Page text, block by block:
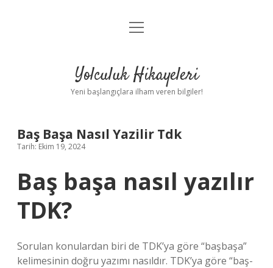
Anasayfa
Yasal Uyarı
menüyü
Yolculuk Hikayeleri
Yeni başlangıçlara ilham veren bilgiler!
Baş Başa Nasıl Yazilir Tdk
Tarih: Ekim 19, 2024
Baş başa nasıl yazılır
TDK?
Sorulan konulardan biri de TDK’ya göre “başbaşa”
kelimesinin doğru yazımı nasıldır. TDK’ya göre “baş-